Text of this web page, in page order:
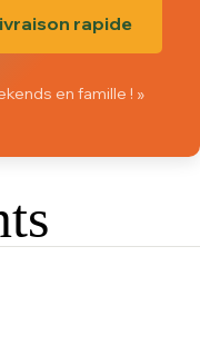
rapide
en famille ! »